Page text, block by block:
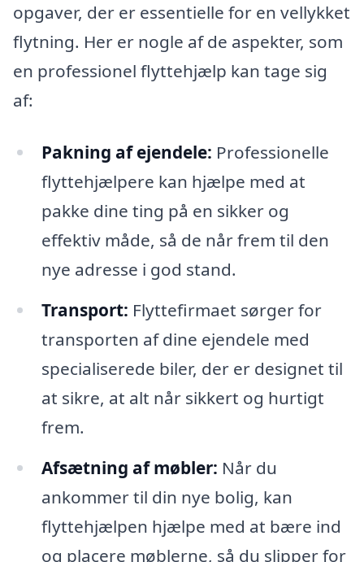
opgaver, der er essentielle for en vellykket
flytning. Her er nogle af de aspekter, som
en professionel flyttehjælp kan tage sig
af:
Pakning af ejendele: Professionelle
flyttehjælpere kan hjælpe med at
pakke dine ting på en sikker og
effektiv måde, så de når frem til den
nye adresse i god stand.
Transport: Flyttefirmaet sørger for
transporten af dine ejendele med
specialiserede biler, der er designet til
at sikre, at alt når sikkert og hurtigt
frem.
Afsætning af møbler: Når du
ankommer til din nye bolig, kan
flyttehjælpen hjælpe med at bære ind
og placere møblerne, så du slipper for